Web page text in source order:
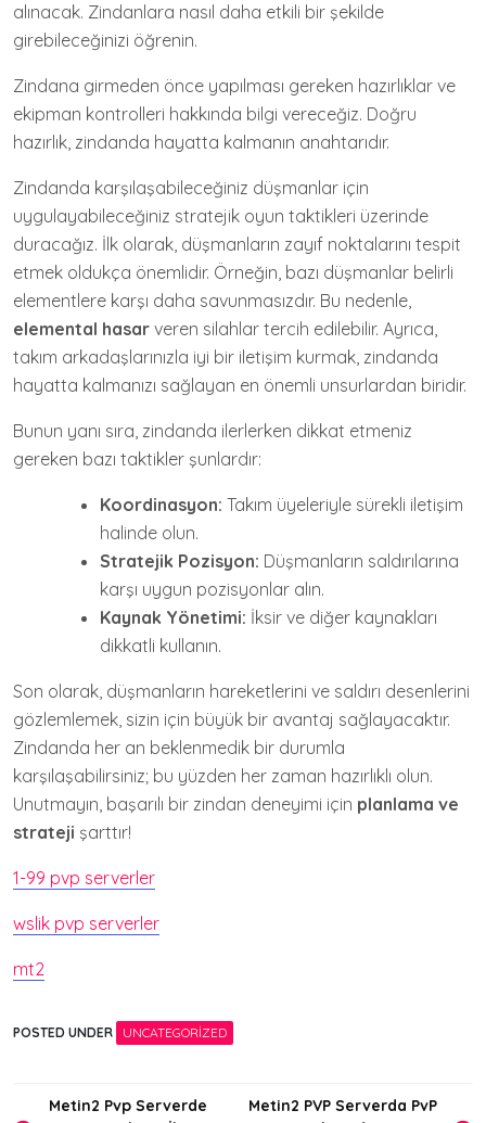
alınacak. Zindanlara nasıl daha etkili bir şekilde
girebileceğinizi öğrenin.
Zindana girmeden önce yapılması gereken hazırlıklar ve
ekipman kontrolleri hakkında bilgi vereceğiz. Doğru
hazırlık, zindanda hayatta kalmanın anahtarıdır.
Zindanda karşılaşabileceğiniz düşmanlar için
uygulayabileceğiniz stratejik oyun taktikleri üzerinde
duracağız. İlk olarak, düşmanların zayıf noktalarını tespit
etmek oldukça önemlidir. Örneğin, bazı düşmanlar belirli
elementlere karşı daha savunmasızdır. Bu nedenle,
elemental hasar veren silahlar tercih edilebilir. Ayrıca,
takım arkadaşlarınızla iyi bir iletişim kurmak, zindanda
hayatta kalmanızı sağlayan en önemli unsurlardan biridir.
Bunun yanı sıra, zindanda ilerlerken dikkat etmeniz
gereken bazı taktikler şunlardır:
Koordinasyon: Takım üyeleriyle sürekli iletişim
halinde olun.
Stratejik Pozisyon: Düşmanların saldırılarına
karşı uygun pozisyonlar alın.
Kaynak Yönetimi: İksir ve diğer kaynakları
dikkatli kullanın.
Son olarak, düşmanların hareketlerini ve saldırı desenlerini
gözlemlemek, sizin için büyük bir avantaj sağlayacaktır.
Zindanda her an beklenmedik bir durumla
karşılaşabilirsiniz; bu yüzden her zaman hazırlıklı olun.
Unutmayın, başarılı bir zindan deneyimi için planlama ve
strateji şarttır!
1-99 pvp serverler
wslik pvp serverler
mt2
POSTED UNDER UNCATEGORIZED
YazıMetin2 Pvp Serverde
Metin2 PVP Serverda PvP